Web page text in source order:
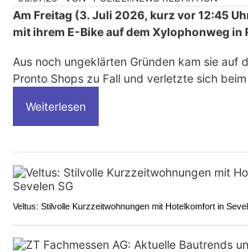
Am Freitag (3. Juli 2026, kurz vor 12:45
mit ihrem E-Bike auf dem Xylophonweg in
Aus noch ungeklärten Gründen kam sie auf
Pronto Shops zu Fall und verletzte sich
Weiterlesen
Veltus: Stilvolle Kurzzeitwohnungen mit Hotelkomfort in